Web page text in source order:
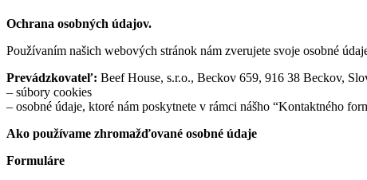
Ochrana osobných údajov.
Používaním našich webových stránok nám zverujete svoje osobné
Prevádzkovateľ: Beef House, s.r.o., Beckov 659, 916 38 Beckov,
– súbory cookies
– osobné údaje, ktoré nám poskytnete v rámci nášho “Kontaktného
Ako používame zhromažďované osobné údaje
Formuláre